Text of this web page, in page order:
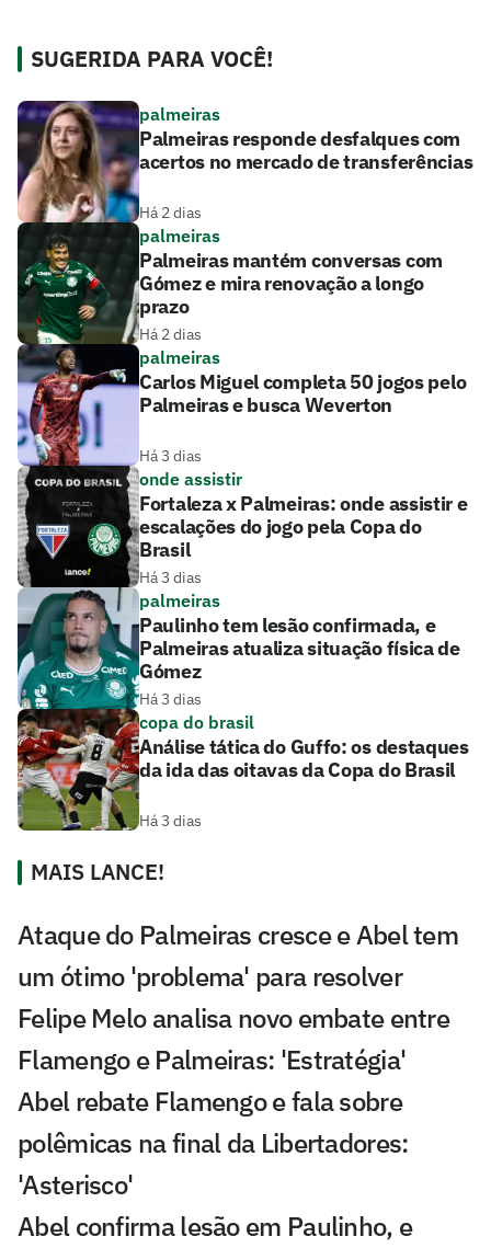
SUGERIDA PARA VOCÊ!
palmeiras
Palmeiras responde desfalques com
acertos no mercado de transferências
Há 2 dias
palmeiras
Palmeiras mantém conversas com
Gómez e mira renovação a longo
prazo
Há 2 dias
palmeiras
Carlos Miguel completa 50 jogos pelo
Palmeiras e busca Weverton
Há 3 dias
onde assistir
Fortaleza x Palmeiras: onde assistir e
escalações do jogo pela Copa do
Brasil
Há 3 dias
palmeiras
Paulinho tem lesão confirmada, e
Palmeiras atualiza situação física de
Gómez
Há 3 dias
copa do brasil
Análise tática do Guffo: os destaques
da ida das oitavas da Copa do Brasil
Há 3 dias
MAIS LANCE!
Ataque do Palmeiras cresce e Abel tem
um ótimo 'problema' para resolver
Felipe Melo analisa novo embate entre
Flamengo e Palmeiras: 'Estratégia'
Abel rebate Flamengo e fala sobre
polêmicas na final da Libertadores:
'Asterisco'
Abel confirma lesão em Paulinho, e